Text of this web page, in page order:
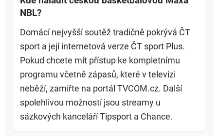
NBL?
Domácí nejvyšší soutěž tradičně pokrývá ČT
sport a její internetová verze ČT sport Plus.
Pokud chcete mít přístup ke kompletnímu
programu včetně zápasů, které v televizi
neběží, zamiřte na portál TVCOM.cz. Další
spolehlivou možností jsou streamy u
sázkových kanceláří Tipsport a Chance.